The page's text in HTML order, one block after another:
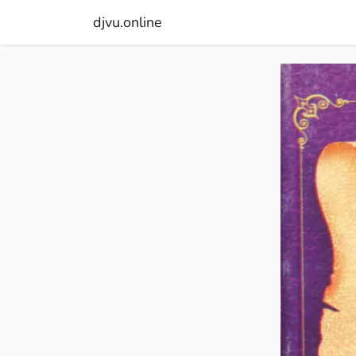
djvu.online